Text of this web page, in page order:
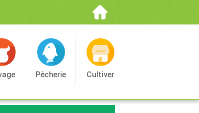
Pêcherie Cultiver